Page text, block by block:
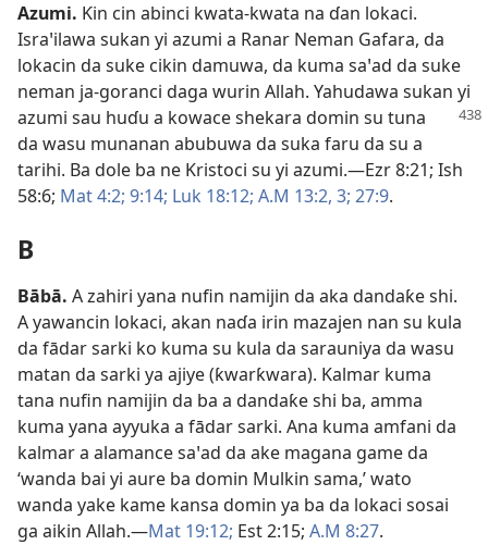
Azumi. Ƙin cin abinci kwata-kwata na ɗan lokaci.
Israꞌilawa sukan yi azumi a Ranar Neman Gafara, da
lokacin da suke cikin damuwa, da kuma saꞌad da suke
neman ja-goranci daga wurin Allah. Yahudawa sukan yi
azumi sau huɗu a kowaceshekara domin su tuna
da wasu munanan abubuwa da suka faru da su a
tarihi. Ba dole ba ne Kristoci su yi azumi.​—Ezr 8:21; Ish
58:6; Mat 4:2; 9:14; Luk 18:12; A.M 13:2, 3; 27:9.
B
Bābā. A zahiri yana nufin namijin da aka dandaƙe shi.
A yawancin lokaci, akan naɗa irin mazajen nan su kula
da fādar sarki ko kuma su kula da sarauniya da wasu
matan da sarki ya ajiye (ƙwarƙwara). Kalmar kuma
tana nufin namijin da ba a dandaƙe shi ba, amma
kuma yana ayyuka a fādar sarki. Ana kuma amfani da
kalmar a alamance saꞌad da ake magana game da
‘wanda bai yi aure ba domin Mulkin sama,’ wato
wanda yake kame kansa domin ya ba da lokaci sosai
ga aikin Allah.​—Mat 19:12; Est 2:15; A.M 8:27.